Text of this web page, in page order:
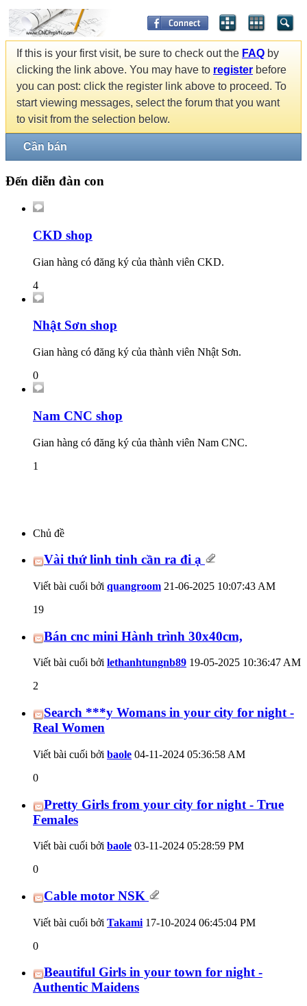
If this is your first visit, be sure to check out the FAQ by
clicking the link above. You may have to register before
you can post: click the register link above to proceed. To
start viewing messages, select the forum that you want
to visit from the selection below.
Cần bán
Đến diễn đàn con
CKD shop
Gian hàng có đăng ký của thành viên CKD.
4
Nhật Sơn shop
Gian hàng có đăng ký của thành viên Nhật Sơn.
0
Nam CNC shop
Gian hàng có đăng ký của thành viên Nam CNC.
1
Chủ đề
Vài thứ linh tinh cần ra đi ạ
Viết bài cuối bởi quangroom 21-06-2025 10:07:43 AM
19
Bán cnc mini Hành trình 30x40cm,
Viết bài cuối bởi lethanhtungnb89 19-05-2025 10:36:47 AM
2
Search ***y Womans in your city for night -
Real Women
Viết bài cuối bởi baole 04-11-2024 05:36:58 AM
0
Pretty Girls from your city for night - True
Females
Viết bài cuối bởi baole 03-11-2024 05:28:59 PM
0
Cable motor NSK
Viết bài cuối bởi Takami 17-10-2024 06:45:04 PM
0
Beautiful Girls in your town for night -
Authentic Maidens